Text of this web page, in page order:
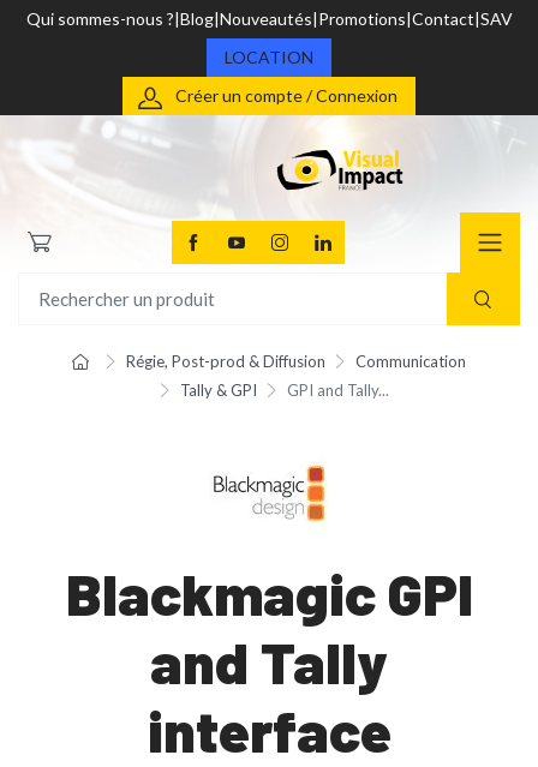
Qui sommes-nous ? Blog Nouveautés Promotions Contact SAV
LOCATION
Créer un compte / Connexion
Régie, Post-prod & Diffusion
Communication
Tally & GPI
GPI and Tally...
Blackmagic GPI
and Tally
interface